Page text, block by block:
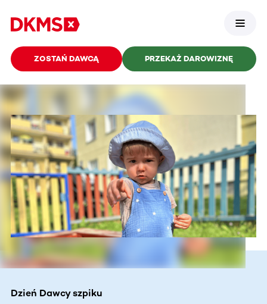
ZOSTAŃ DAWCĄ PRZEKAŻ DAROWIZNĘ
Dzień Dawcy szpiku